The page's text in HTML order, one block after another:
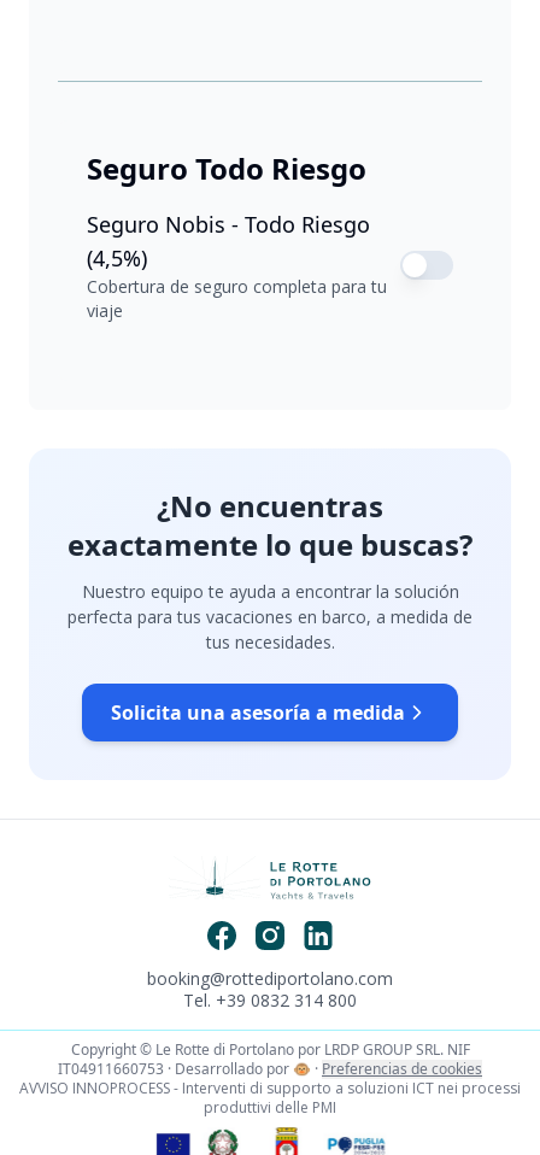
Seguro Todo Riesgo
Seguro Nobis - Todo Riesgo
(4,5%)
Cobertura de seguro completa para tu
viaje
¿No encuentras
exactamente lo que buscas?
Nuestro equipo te ayuda a encontrar la solución
perfecta para tus vacaciones en barco, a medida de
tus necesidades.
Solicita una asesoría a medida
booking@rottediportolano.com
Tel. +39 0832 314 800
Copyright © Le Rotte di Portolano por LRDP GROUP SRL. NIF
IT04911660753 · Desarrollado por 🐵 · Preferencias de cookies
AVVISO INNOPROCESS - Interventi di supporto a soluzioni ICT nei processi
produttivi delle PMI